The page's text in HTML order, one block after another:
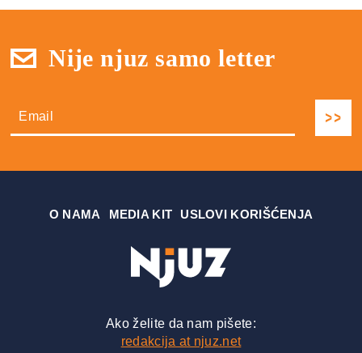
Nije njuz samo letter
О NAMA MEDIA KIT USLOVI KORIŠĆENJA
Ako želite da nam pišete:
redakcija at njuz.net